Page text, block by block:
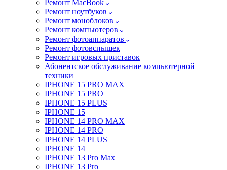
Ремонт MacBook
Ремонт ноутбуков
Ремонт моноблоков
Ремонт компьютеров
Ремонт фотоаппаратов
Ремонт фотовспышек
Ремонт игровых приставок
Абонентское обслуживание компьютерной
техники
IPHONE 15 PRO MAX
IPHONE 15 PRO
IPHONE 15 PLUS
IPHONE 15
IPHONE 14 PRO MAX
IPHONE 14 PRO
IPHONE 14 PLUS
IPHONE 14
IPHONE 13 Pro Max
IPHONE 13 Pro